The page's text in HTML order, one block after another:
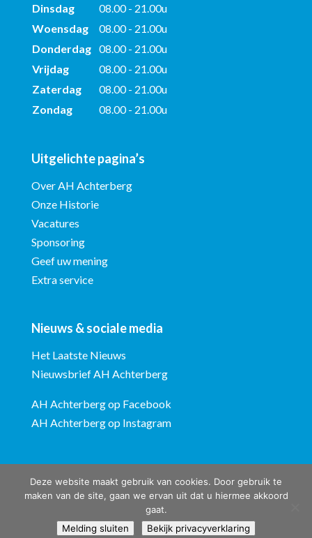
Dinsdag
08.00 - 21.00u
Woensdag
08.00 - 21.00u
Donderdag 08.00 - 21.00u
Vrijdag
08.00 - 21.00u
Zaterdag
08.00 - 21.00u
Zondag
08.00 - 21.00u
Uitgelichte pagina’s
Over AH Achterberg
Onze Historie
Vacatures
Sponsoring
Geef uw mening
Extra service
Nieuws & sociale media
Het Laatste Nieuws
Nieuwsbrief AH Achterberg
AH Achterberg op Facebook
AH Achterberg op Instagram
Albert Heijn Achterberg © ontwerp en bouw website:
Steenbergen
Deze website maakt gebruik van cookies. Door gebruik te
maken van de site, gaan we ervan uit dat u hiermee akkoord
gaat.
Melding sluiten
Bekijk privacyverklaring